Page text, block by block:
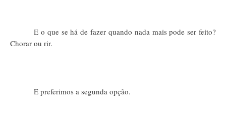
E o que se há de fazer quando nada mais pode ser feito?
Chorar ou rir.
E preferimos a segunda opção.